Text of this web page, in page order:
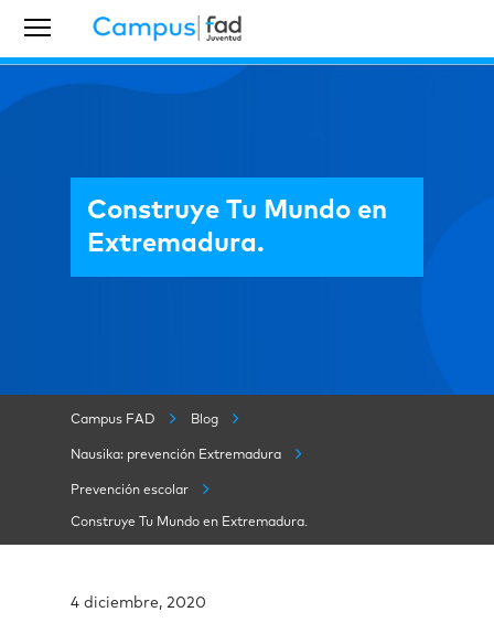
Construye Tu Mundo en
Extremadura.
Campus FAD Blog
Nausika: prevención Extremadura
Prevención escolar
Construye Tu Mundo en Extremadura.
4 diciembre, 2020